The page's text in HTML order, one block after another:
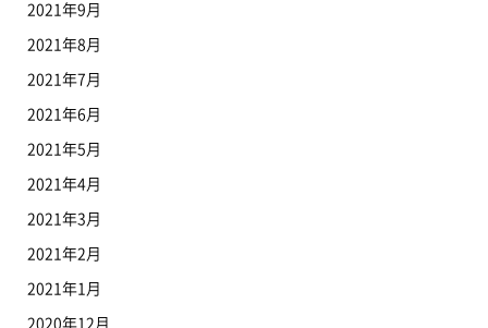
2021年9月
2021年8月
2021年7月
2021年6月
2021年5月
2021年4月
2021年3月
2021年2月
2021年1月
2020年12月